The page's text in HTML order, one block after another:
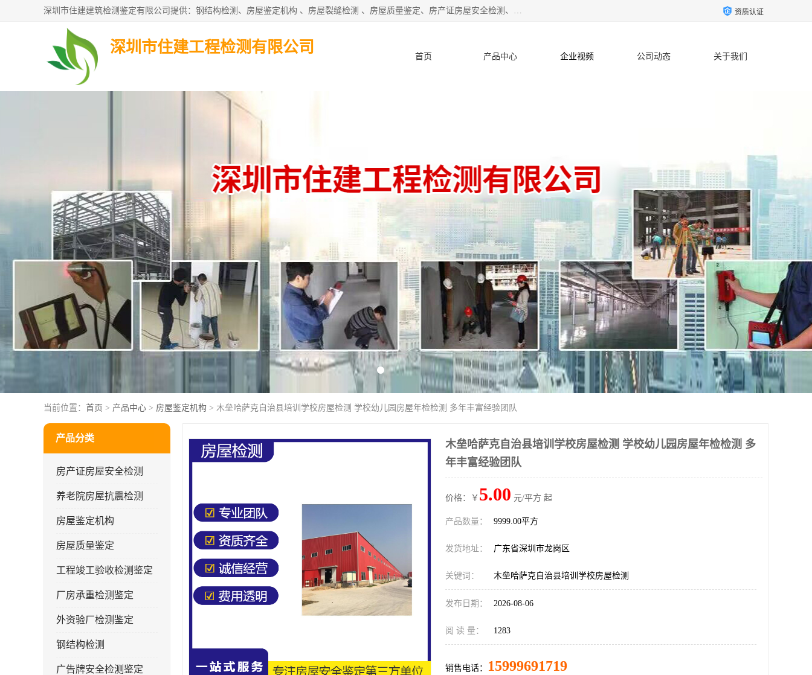
深圳市住建建筑检测鉴定有限公司提供：钢结构检测、房屋鉴定机构 、房屋裂缝检测 、房屋质量鉴定、房产证房屋安全检测、房屋检测鉴定、钢结构夹层安全检测、养老院房屋抗震检测等服务。 资质认证
深圳市住建工程检测有限公司
首页 产品中心 企业视频 公司动态 关于我们
当前位置： 首页 > 产品中心 > 房屋鉴定机构 > 木垒哈萨克自治县培训学校房屋检测 学校幼儿园房屋年检检测 多年丰富经验团队
产品分类
房产证房屋安全检测
养老院房屋抗震检测
房屋鉴定机构
房屋质量鉴定
工程竣工验收检测鉴定
厂房承重检测鉴定
外资验厂检测鉴定
钢结构检测
广告牌安全检测鉴定
木垒哈萨克自治县培训学校房屋检测 学校幼儿园房屋年检检测 多
年丰富经验团队
价格：￥ 5.00 元/平方 起
产品数量： 9999.00平方
发货地址： 广东省深圳市龙岗区
关键词： 木垒哈萨克自治县培训学校房屋检测
发布日期： 2026-08-06
阅 读 量： 1283
销售电话： 15999691719